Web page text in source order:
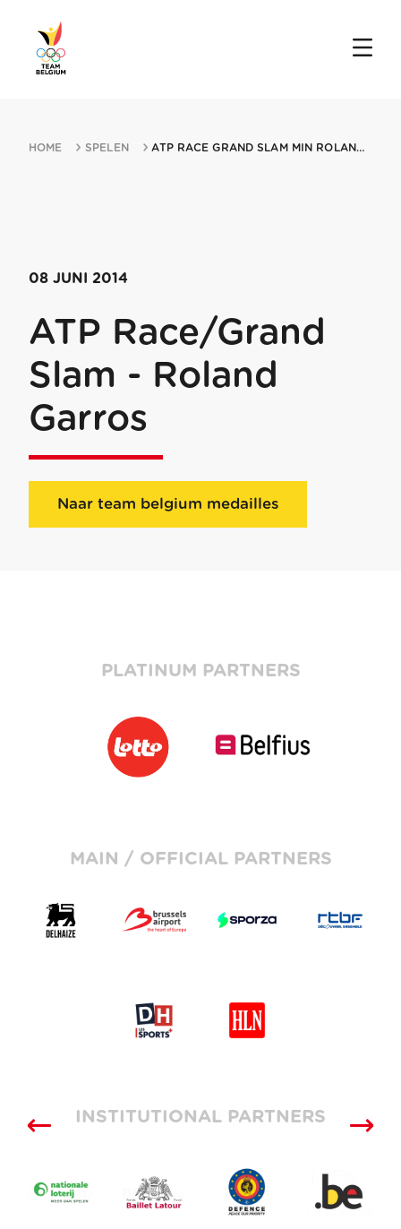
HOME SPELEN ATP RACE GRAND SLAM MIN ROLAND GARROS 08062014 PARIS
08 JUNI 2014
ATP Race/Grand
Slam - Roland
Garros
Naar team belgium medailles
PLATINUM PARTNERS
MAIN / OFFICIAL PARTNERS
INSTITUTIONAL PARTNERS